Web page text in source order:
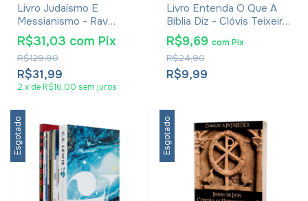
Livro Judaísmo E
Messianismo - Rav
Maorel Melo
R$31,99
R$129,90
R$31,03 com Pix
2 x de R$16,00 sem juros
Livro Entenda O Que A
Bíblia Diz - Clóvis Teixeira
Dos Reis
R$9,99
R$24,90
R$9,69 com Pix
Esgotado Esgotado